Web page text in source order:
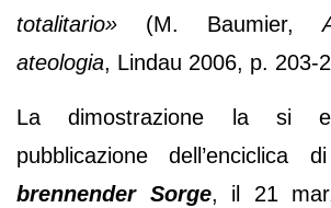
totalitario» (M. Baumier,
ateologia, Lindau 2006, p. 203-
La dimostrazione la si
pubblicazione
brennender Sorge, il 21